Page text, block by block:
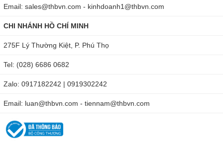
Email: sales@thbvn.com - kinhdoanh1@thbvn.com
CHI NHÁNH HỒ CHÍ MINH
275F Lý Thường Kiệt, P. Phú Thọ
Tel: (028) 6686 0682
Zalo: 0917182242 | 0919302242
Email: luan@thbvn.com - tiennam@thbvn.com